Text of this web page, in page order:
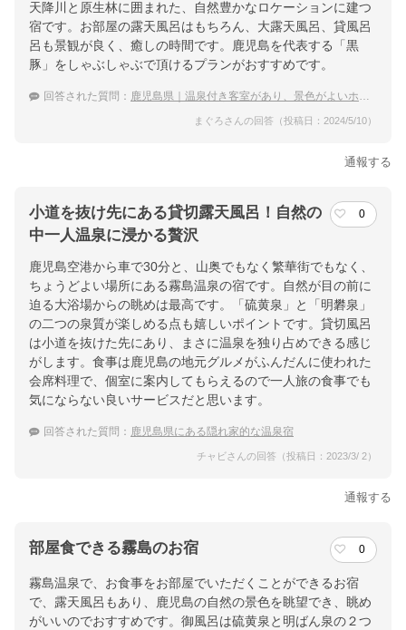
天降川と原生林に囲まれた、自然豊かなロケーションに建つ
宿です。お部屋の露天風呂はもちろん、大露天風呂、貸風呂
呂も景観が良く、癒しの時間です。鹿児島を代表する「黒
豚」をしゃぶしゃぶで頂けるプランがおすすめです。
回答された質問： 鹿児島県｜温泉付き客室があり、景色がよいホテルまたは旅館に行きたいです。
まぐろさんの回答（投稿日：2024/5/10）
通報する
小道を抜け先にある貸切露天風呂！自然の
中一人温泉に浸かる贅沢
0
鹿児島空港から車で30分と、山奥でもなく繁華街でもなく、
ちょうどよい場所にある霧島温泉の宿です。自然が目の前に
迫る大浴場からの眺めは最高です。「硫黄泉」と「明礬泉」
の二つの泉質が楽しめる点も嬉しいポイントです。貸切風呂
は小道を抜けた先にあり、まさに温泉を独り占めできる感じ
がします。食事は鹿児島の地元グルメがふんだんに使われた
会席料理で、個室に案内してもらえるので一人旅の食事でも
気にならない良いサービスだと思います。
回答された質問： 鹿児島県にある隠れ家的な温泉宿
チャビさんの回答（投稿日：2023/3/ 2）
通報する
部屋食できる霧島のお宿 0
霧島温泉で、お食事をお部屋でいただくことができるお宿
で、露天風呂もあり、鹿児島の自然の景色を眺望でき、眺め
がいいのでおすすめです。御風呂は硫黄泉と明ばん泉の２つ